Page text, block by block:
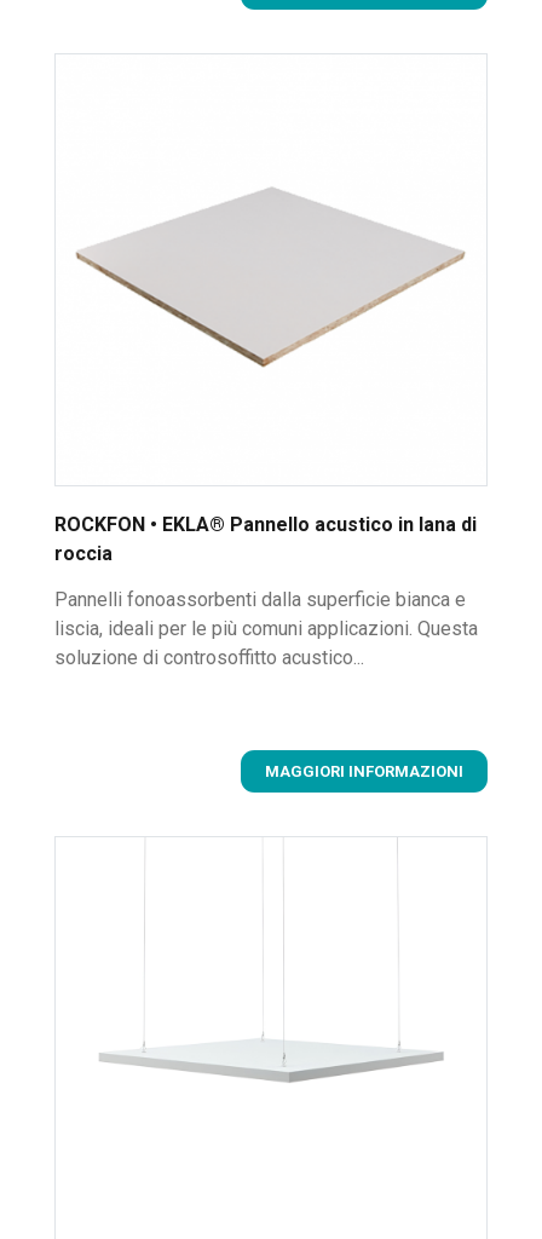
ROCKFON • EKLA® Pannello acustico in lana di
roccia
Pannelli fonoassorbenti dalla superficie bianca e
liscia, ideali per le più comuni applicazioni. Questa
soluzione di controsoffitto acustico...
MAGGIORI INFORMAZIONI